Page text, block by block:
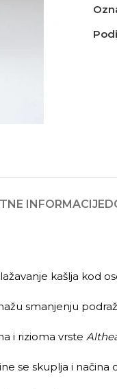
INFORMACIJE
kašlja kod
smanjenju
i rizioma vrste
se skuplja i